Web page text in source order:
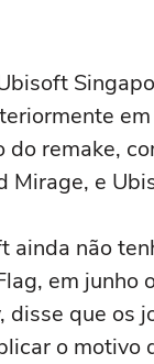
do remake,
Mirage, e
ainda não
em
disse que os
o motivo